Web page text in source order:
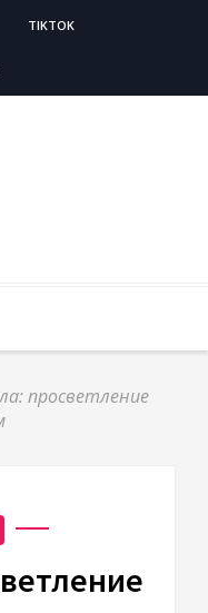
TIKTOK
просветление